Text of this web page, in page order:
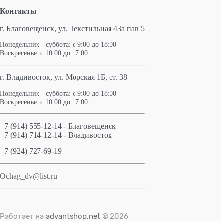
Контакты
г. Благовещенск, ул. Текстильная 43а пав 5
Понедельник - суббота: с 9:00 до 18:00
Воскресенье: с 10:00 до 17:00
г. Владивосток, ул. Морская 1Б, ст. 38
Понедельник - суббота: с 9:00 до 18:00
Воскресенье: с 10:00 до 17:00
+7 (914) 555-12-14 - Благовещенск
+7 (914) 714-12-14 - Владивосток
+7 (924) 727-69-19
Ochag_dv@list.ru
Работает на advantshop.net © 2026